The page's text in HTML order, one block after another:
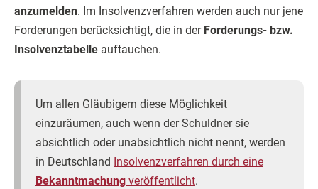
anzumelden. Im Insolvenzverfahren werden auch nur jene
Forderungen berücksichtigt, die in der Forderungs- bzw.
Insolvenztabelle auftauchen.
Um allen Gläubigern diese Möglichkeit
einzuräumen, auch wenn der Schuldner sie
absichtlich oder unabsichtlich nicht nennt, werden
in Deutschland Insolvenzverfahren durch eine
Bekanntmachung veröffentlicht.